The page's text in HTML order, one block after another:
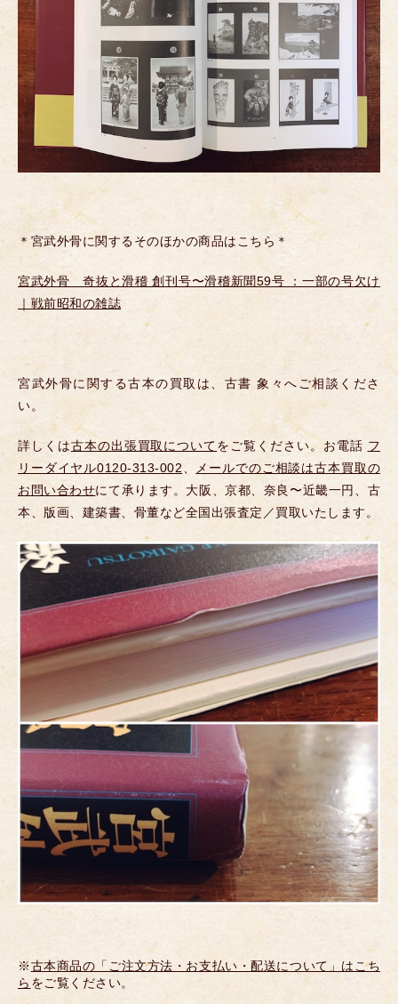
＊宮武外骨に関するそのほかの商品はこちら＊
宮武外骨 奇抜と滑稽 創刊号〜滑稽新聞59号 ：一部の号欠け
｜戦前昭和の雑誌
宮武外骨に関する古本の買取は、古書 象々へご相談くださ
い。
詳しくは古本の出張買取についてをご覧ください。お電話 フ
リーダイヤル0120-313-002、
メールでのご相談は古本買取の
お問い合わせにて承ります。大阪、京都、奈良〜近畿一円、古
本、版画、建築書、骨董など全国出張査定／買取いたします。
※古本商品の「ご注文方法・お支払い・配送について」はこち
ら をご覧ください。